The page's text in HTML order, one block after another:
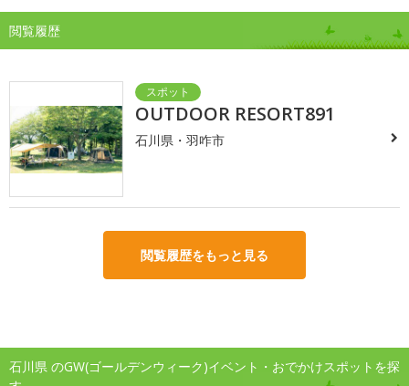
閲覧履歴
OUTDOOR RESORT891
石川県・羽咋市
閲覧履歴をもっと見る
石川県 のGW(ゴールデンウィーク)イベント・おでかけスポットを探